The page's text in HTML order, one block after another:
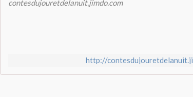
contesdujouretdelanuit.jimdo.com
http://